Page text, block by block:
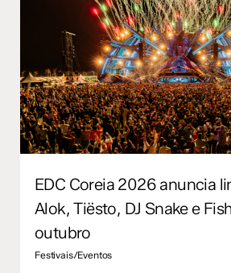
EDC Coreia 2026 anuncia
Alok, Tiësto, DJ Snake e
outubro
Festivais/Eventos